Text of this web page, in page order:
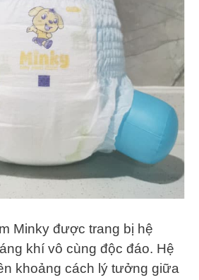
Minky được trang bị hệ
khí vô cùng độc đáo. Hệ
khoảng cách lý tưởng giữa